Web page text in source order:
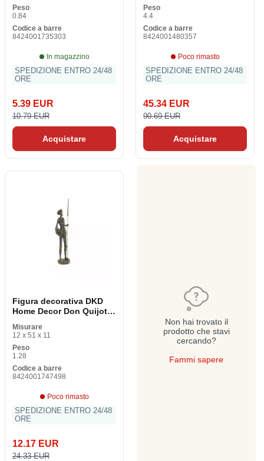
Peso
0.84
Codice a barre
8424001735303
In magazzino
SPEDIZIONE ENTRO 24/48
ORE
5.39 EUR
10.79 EUR
Acquistare
Peso
4.4
Codice a barre
8424001480357
Poco rimasto
SPEDIZIONE ENTRO 24/48
ORE
45.34 EUR
90.69 EUR
Acquistare
Figura decorativa DKD
Home Decor Don Quijote
x 11 x 51 cm
Misurare
12 x 51 x 11
Peso
1.28
Codice a barre
8424001747498
Poco rimasto
SPEDIZIONE ENTRO 24/48
ORE
12.17 EUR
24.33 EUR
Non hai trovato il
prodotto che stavi
cercando?
Fammi sapere